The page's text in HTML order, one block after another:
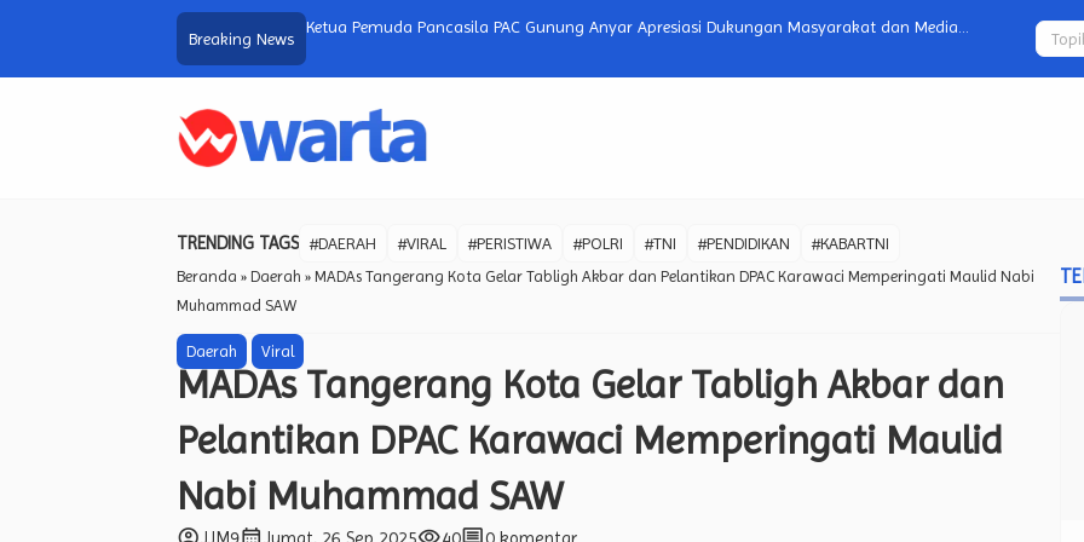
Breaking News
Ketua Pemuda Pancasila PAC Gunung Anyar Apresiasi Dukungan Masyarakat dan Media
Kodim
80 TNI
TRENDING TAGS #DAERAH #VIRAL #PERISTIWA #POLRI #TNI #PENDIDIKAN #KABARTNI
Beranda » Daerah » MADAs Tangerang Kota Gelar Tabligh Akbar dan Pelantikan DPAC Karawaci Memperingati Maulid Nabi
Muhammad SAW
Daerah Viral
MADAs Tangerang Kota Gelar Tabligh Akbar dan
Pelantikan DPAC Karawaci Memperingati Maulid
Nabi Muhammad SAW